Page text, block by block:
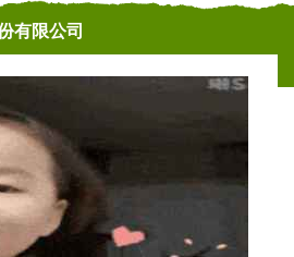
有限公司